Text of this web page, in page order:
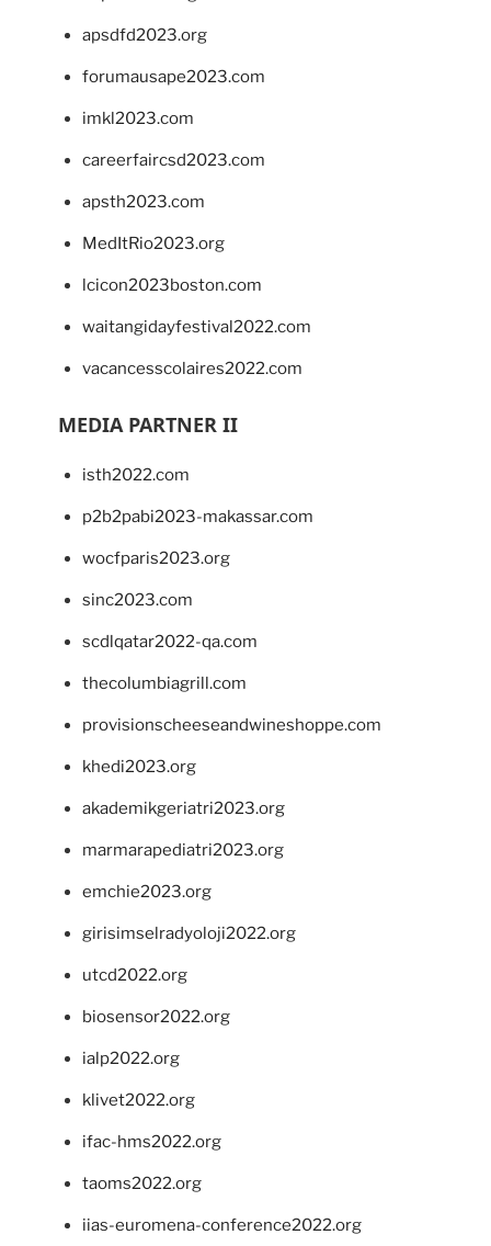
apsdfd2023.org
forumausape2023.com
imkl2023.com
careerfaircsd2023.com
apsth2023.com
MedItRio2023.org
lcicon2023boston.com
waitangidayfestival2022.com
vacancesscolaires2022.com
MEDIA PARTNER II
isth2022.com
p2b2pabi2023-makassar.com
wocfparis2023.org
sinc2023.com
scdlqatar2022-qa.com
thecolumbiagrill.com
provisionscheeseandwineshoppe.com
khedi2023.org
akademikgeriatri2023.org
marmarapediatri2023.org
emchie2023.org
girisimselradyoloji2022.org
utcd2022.org
biosensor2022.org
ialp2022.org
klivet2022.org
ifac-hms2022.org
taoms2022.org
iias-euromena-conference2022.org